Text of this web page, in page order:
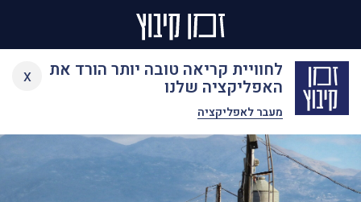
לחוויית קריאה טובה יותר הורד את
האפליקציה שלנו
מעבר לאפליקציה
x
Skip
content